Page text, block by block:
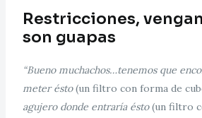
Restricciones,
son guapas
“Bueno muchachos…tenemos que
meter ésto(un filtro con forma de
agujero donde entraría ésto(un filtro